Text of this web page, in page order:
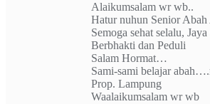
Alaikumsalam wr wb..
Hatur nuhun Senior
Semoga sehat selalu,
Berbhakti dan Peduli
Salam Hormat…
Sami-sami belajar
Prop. Lampung
Waalaikumsalam wr wb